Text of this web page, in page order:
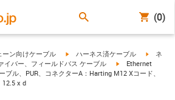
(0)
right
ーン向けケーブル igus-icon-arrow-right
ハーネス済ケーブル igus-
ネ
イバー、フィールドバス ケーブル
igus-icon-arrow-
Ethernet
ブル、PUR、コネクターA：Harting M12 Xコード、
12.5 x d